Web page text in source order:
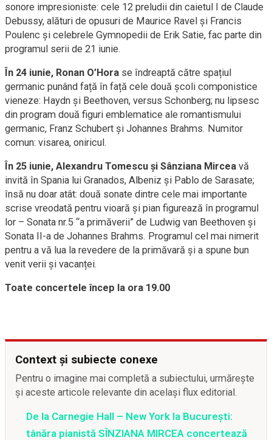
sonore impresioniste: cele 12 preludii din caietul I de Claude
Debussy, alături de opusuri de Maurice Ravel și Francis
Poulenc și celebrele Gymnopedii de Erik Satie, fac parte din
programul serii de 21 iunie.
În 24 iunie, Ronan O’Hora se îndreaptă către spațiul
germanic punând față în față cele două școli componistice
vieneze: Haydn și Beethoven, versus Schonberg; nu lipsesc
din program două figuri emblematice ale romantismului
germanic, Franz Schubert și Johannes Brahms. Numitor
comun: visarea, oniricul.
În 25 iunie, Alexandru Tomescu și Sânziana Mircea vă
invită în Spania lui Granados, Albeniz și Pablo de Sarasate;
însă nu doar atât: două sonate dintre cele mai importante
scrise vreodată pentru vioară și pian figurează în programul
lor – Sonata nr.5 “a primăverii” de Ludwig van Beethoven și
Sonata II-a de Johannes Brahms. Programul cel mai nimerit
pentru a vă lua la revedere de la primăvară și a spune bun
venit verii și vacanței.
Toate concertele încep la ora 19.00
Context și subiecte conexe
Pentru o imagine mai completă a subiectului, urmărește
și aceste articole relevante din același flux editorial.
De la Carnegie Hall – New York la București:
tânăra pianistă SÎNZIANA MIRCEA concertează